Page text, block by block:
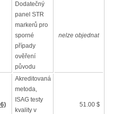
Dodatečný
panel STR
markerů pro
sporné
případy
ověření
původu
nelze objednat
Akreditovaná
metoda,
ISAG testy
kvality v
51.00 $